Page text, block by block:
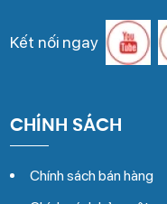
Kết nối ngay
CHÍNH SÁCH
Chính sách bán hàng